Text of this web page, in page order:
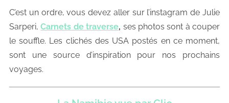
C’est un ordre, vous devez aller sur l’instagram de Julie
Sarperi,Carnets de traverse, ses photos sont à couper
le souffle. Les clichés des USA postés en ce moment,
sont une source d’inspiration pour nos prochains
voyages.